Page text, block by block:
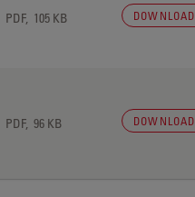
PDF, 105 KB DOWNLOAD
PDF, 96 KB DOWNLOAD